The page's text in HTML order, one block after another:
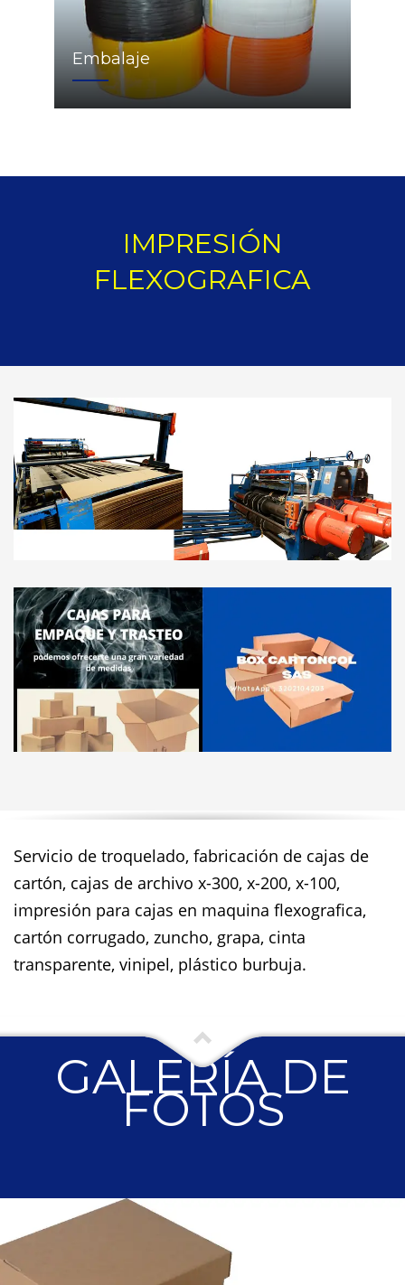
Embalaje
IMPRESIÓN
FLEXOGRAFICA
Servicio de troquelado, fabricación de cajas de
cartón, cajas de archivo x-300, x-200, x-100,
impresión para cajas en maquina flexografica,
cartón corrugado, zuncho, grapa, cinta
transparente, vinipel, plástico burbuja.
GALERÍA DE
FOTOS